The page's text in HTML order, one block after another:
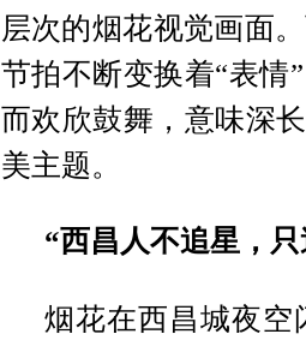
层次的烟花视觉画面
节拍不断变换着“表情
而欢欣鼓舞，意味深
美主题。
“西昌人不追星，
烟花在西昌城夜空